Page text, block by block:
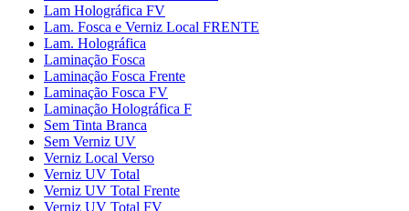
Lam Holográfica FV
Lam. Fosca e Verniz Local FRENTE
Lam. Holográfica
Laminação Fosca
Laminação Fosca Frente
Laminação Fosca FV
Laminação Holográfica F
Sem Tinta Branca
Sem Verniz UV
Verniz Local Verso
Verniz UV Total
Verniz UV Total Frente
Verniz UV Total FV